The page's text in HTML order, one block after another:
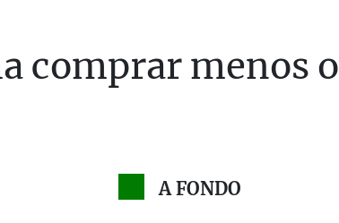
comprar menos o
A FONDO